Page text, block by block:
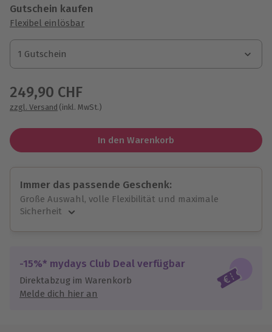
Gutschein kaufen
Flexibel einlösbar
1 Gutschein
1 Gutschein
1 Gutschein
249,90 CHF
zzgl. Versand (inkl. MwSt.)
In den Warenkorb
Immer das passende Geschenk:
Große Auswahl, volle Flexibilität und maximale
Sicherheit
Jeder Gutschein für alle Erlebnisse einlösbar.
Maximale Sicherheit
10 Jahre gültig & verlängerbar.
-15%* mydays Club Deal verfügbar
Direktabzug im Warenkorb
Melde dich hier an